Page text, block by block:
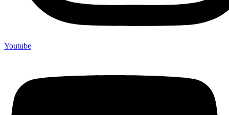
Youtube